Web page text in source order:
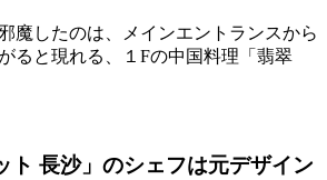
魔したのは、メインエントランスから
ると現れる、１Fの中国料理「翡翠
ト 長沙」のシェフは元デザイン